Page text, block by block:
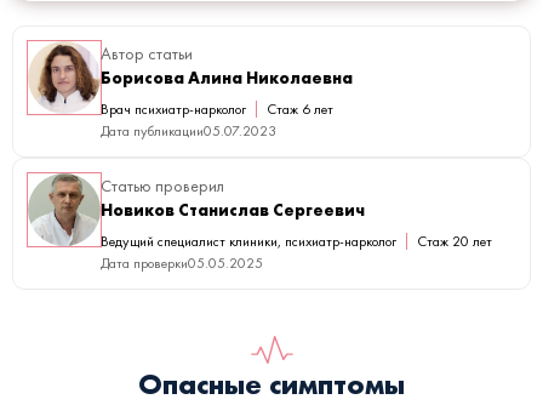
Автор статьи
Борисова Алина Николаевна
Врач психиатр-нарколог
Стаж 6 лет
Дата публикации05.07.2023
Статью проверил
Новиков Станислав Сергеевич
Ведущий специалист клиники, психиатр-нарколог
Стаж 20 лет
Дата проверки05.05.2025
Опасные симптомы